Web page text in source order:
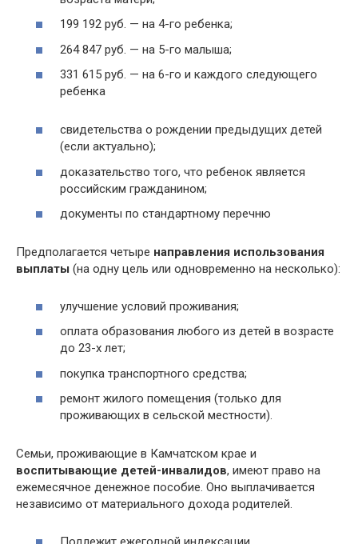
199 192 руб. — на 4-го ребенка;
264 847 руб. — на 5-го малыша;
331 615 руб. — на 6-го и каждого следующего
ребенка
свидетельства о рождении предыдущих детей
(если актуально);
доказательство того, что ребенок является
российским гражданином;
документы по стандартному перечню
Предполагается четыре направления использования
выплаты (на одну цель или одновременно на несколько):
улучшение условий проживания;
оплата образования любого из детей в возрасте
до 23-х лет;
покупка транспортного средства;
ремонт жилого помещения (только для
проживающих в сельской местности).
Семьи, проживающие в Камчатском крае и
воспитывающие детей-инвалидов, имеют право на
ежемесячное денежное пособие. Оно выплачивается
независимо от материального дохода родителей.